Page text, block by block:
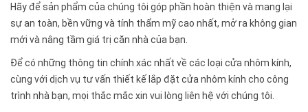
Hãy để sản phẩm của chúng tôi góp phần hoàn thiện và mang lại
sự an toàn, bền vững và tính thẩm mỹ cao nhất, mở ra không gian
mới và nâng tầm giá trị căn nhà của bạn.
Để có những thông tin chính xác nhất về các loại cửa nhôm kính,
cùng với dịch vụ tư vấn thiết kế lắp đặt cửa nhôm kính cho công
trình nhà bạn, mọi thắc mắc xin vui lòng liên hệ với chúng tôi.